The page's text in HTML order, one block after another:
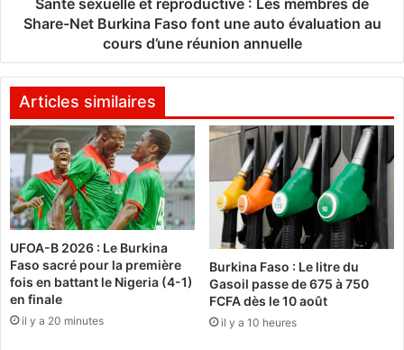
L
d
é
r
a
t
i
o
n
c
é
e
e
r
e
p
r
o
d
u
c
t
i
v
e
Santé sexuelle et reproductive : Les membres de
Share-Net Burkina Faso font une auto évaluation au
cours d’une réunion annuelle
Articles similaires
UFOA-B 2026 : Le Burkina
Faso sacré pour la première
fois en battant le Nigeria (4-1)
en finale
il y a 20 minutes
Burkina Faso : Le litre du
Gasoil passe de 675 à 750
FCFA dès le 10 août
il y a 10 heures